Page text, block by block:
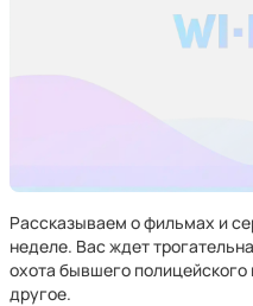
Рассказываем о фильмах и
неделе. Вас ждет
охота бывшего
другое.